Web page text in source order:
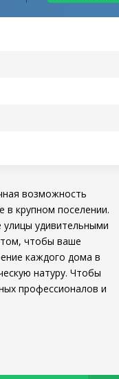
возможность
в крупном поселении.
улицы удивительными
чтобы ваше
каждого дома в
натуру. Чтобы
профессионалов и